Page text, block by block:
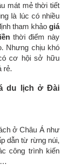
mát mẻ thời tiết
là lúc có nhiều
tham khảo giá
thời điểm này
Nhưng chịu khó
cơ hội sở hữu
rẻ.
du lịch ở Đài
ở Châu Á như
dẫn từ rừng núi,
công trình kiến